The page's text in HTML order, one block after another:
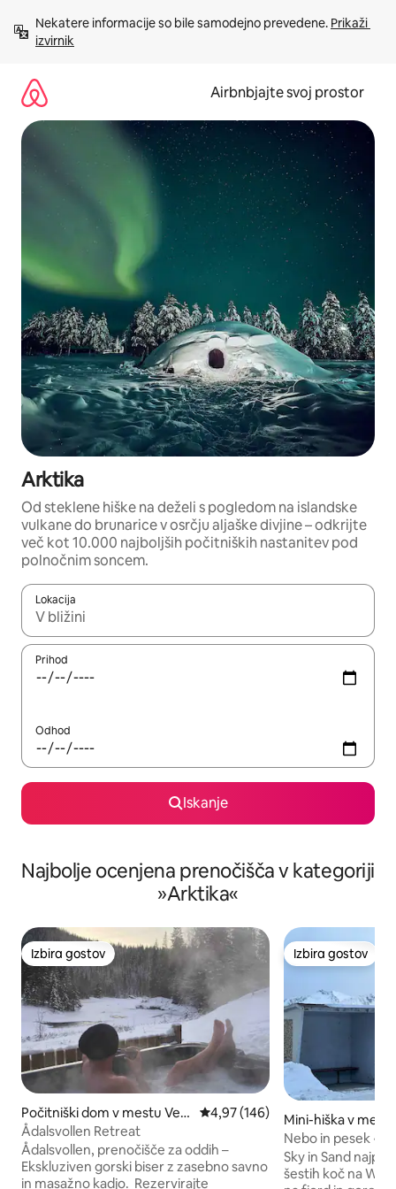
vsebino
Nekatere informacije so bile samodejno prevedene. Prikaži
izvirnik
Airbnbjajte svoj prostor
Arktika
Od steklene hiške na deželi s pogledom na islandske
vulkane do brunarice v osrčju aljaške divjine – odkrijte
več kot 10.000 najboljših počitniških nastanitev pod
polnočnim soncem.
Lokacija
Ko so rezultati na voljo, krmarite s puščičnima tipkama gor in
Prihod
Odhod
Iskanje
Najbolje ocenjena prenočišča v kategoriji
»Arktika«
Izbira gostov
Izbira gostov
Počitniški dom v mestu Ver
dal
Povprečna ocena: 4,97 od 5, št.
4,97 (146)
Ådalsvollen Retreat
Ådalsvollen, prenočišče za oddih –
Ekskluziven gorski biser z zasebno savno
in masažno kadjo. Rezervirajte
Izbira gostov
Izbira gostov
Mini-hiška v
kommune
Nebo in pesek •
WonderInn Arctic
Sky in Sand
šestih koč na